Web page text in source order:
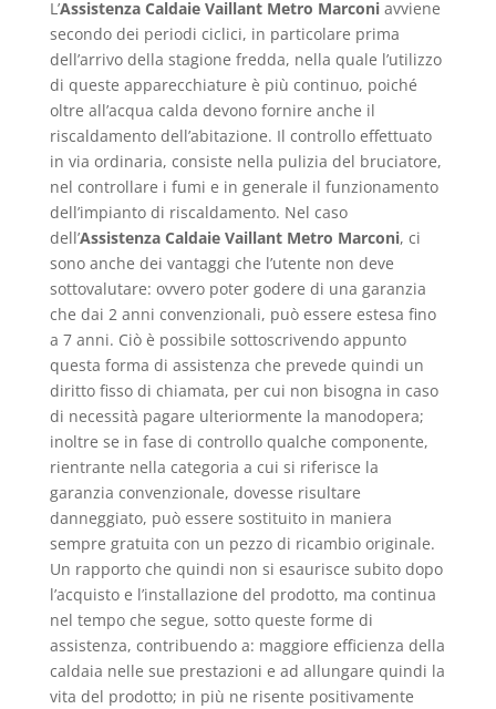
L’Assistenza Caldaie Vaillant Metro Marconiavviene
secondo dei periodi ciclici, in particolare prima
dell’arrivo della stagione fredda, nella quale l’utilizzo
di queste apparecchiature è più continuo, poiché
oltre all’acqua calda devono fornire anche il
riscaldamento dell’abitazione. Il controllo effettuato
in via ordinaria, consiste nella pulizia del bruciatore,
nel controllare i fumi e in generale il funzionamento
dell’impianto di riscaldamento. Nel caso
dell’Assistenza Caldaie Vaillant Metro Marconi, ci
sono anche dei vantaggi che l’utente non deve
sottovalutare: ovvero poter godere di una garanzia
che dai 2 anni convenzionali, può essere estesa fino
a 7 anni. Ciò è possibile sottoscrivendo appunto
questa forma di assistenza che prevede quindi un
diritto fisso di chiamata, per cui non bisogna in caso
di necessità pagare ulteriormente la manodopera;
inoltre se in fase di controllo qualche componente,
rientrante nella categoria a cui si riferisce la
garanzia convenzionale, dovesse risultare
danneggiato, può essere sostituito in maniera
sempre gratuita con un pezzo di ricambio originale.
Un rapporto che quindi non si esaurisce subito dopo
l’acquisto e l’installazione del prodotto, ma continua
nel tempo che segue, sotto queste forme di
assistenza, contribuendo a: maggiore efficienza della
caldaia nelle sue prestazioni e ad allungare quindi la
vita del prodotto; in più ne risente positivamente